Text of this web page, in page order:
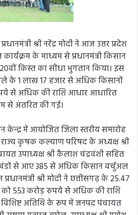
श्री नरेंद्र मोदी ने आज उत्तर प्रदेश
के माध्यम से प्रधानमंत्री किसान
किस्त का सीधा भुगतान किया। इस
के 1 लाख 17 हजार से अधिक किसानों
से अधिक की राशि आधार आधारित
से अंतरित की गई।
केन्द्र में आयोजित जिला स्तरीय समारोह
राज्य कृषक कल्याण परिषद के अध्यक्ष श्री
उपाध्यक्ष श्री कैलाश चंद्रवंशी सहित
से आए 385 से अधिक किसान वर्चुअल
श्री मोदी ने छत्तीसगढ़ के 25.47
553 करोड़ रुपये से अधिक की राशि
विशिष्ट अतिथि के रूप में जनपद पंचायत